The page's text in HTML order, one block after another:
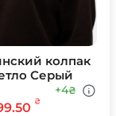
колпак
Серый
₴
+4₴